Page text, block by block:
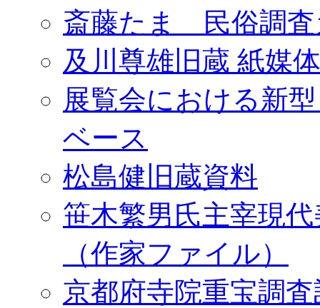
斎藤たま 民俗調査
及川尊雄旧蔵 紙媒
展覧会における新
ベース
松島健旧蔵資料
笹木繁男氏主宰現
（作家ファイル）
京都府寺院重宝調